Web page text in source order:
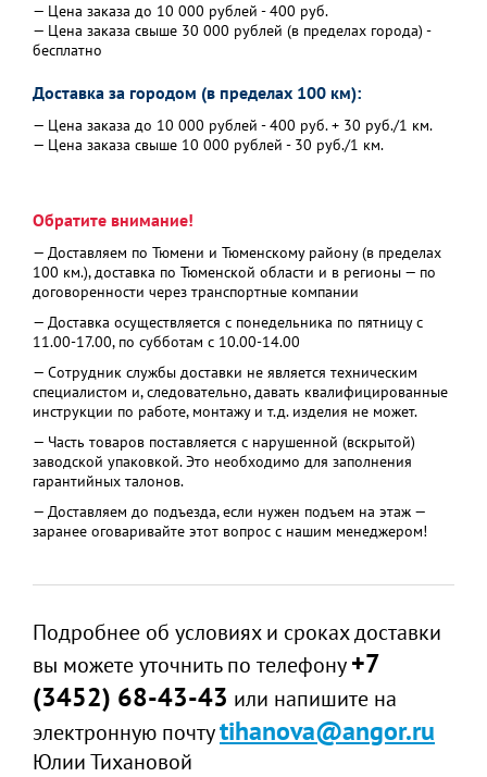
— Цена заказа до 10 000 рублей - 400 руб.
— Цена заказа свыше 30 000 рублей (в пределах города) -
бесплатно
Доставка за городом (в пределах 100 км):
— Цена заказа до 10 000 рублей - 400 руб. + 30 руб./1 км.
— Цена заказа свыше 10 000 рублей - 30 руб./1 км.
Обратите внимание!
— Доставляем по Тюмени и Тюменскому району (в пределах
100 км.), доставка по Тюменской области и в регионы — по
договоренности через транспортные компании
— Доставка осуществляется с понедельника по пятницу с
11.00-17.00, по субботам с 10.00-14.00
— Сотрудник службы доставки не является техническим
специалистом и, следовательно, давать квалифицированные
инструкции по работе, монтажу и т.д. изделия не может.
— Часть товаров поставляется с нарушенной (вскрытой)
заводской упаковкой. Это необходимо для заполнения
гарантийных талонов.
— Доставляем до подъезда, если нужен подъем на этаж —
заранее оговаривайте этот вопрос с нашим менеджером!
Подробнее об условиях и сроках доставки
вы можете уточнить по телефону+7
(3452) 68-43-43 или напишите на
электронную почтуtihanova@angor.ru
Юлии Тихановой